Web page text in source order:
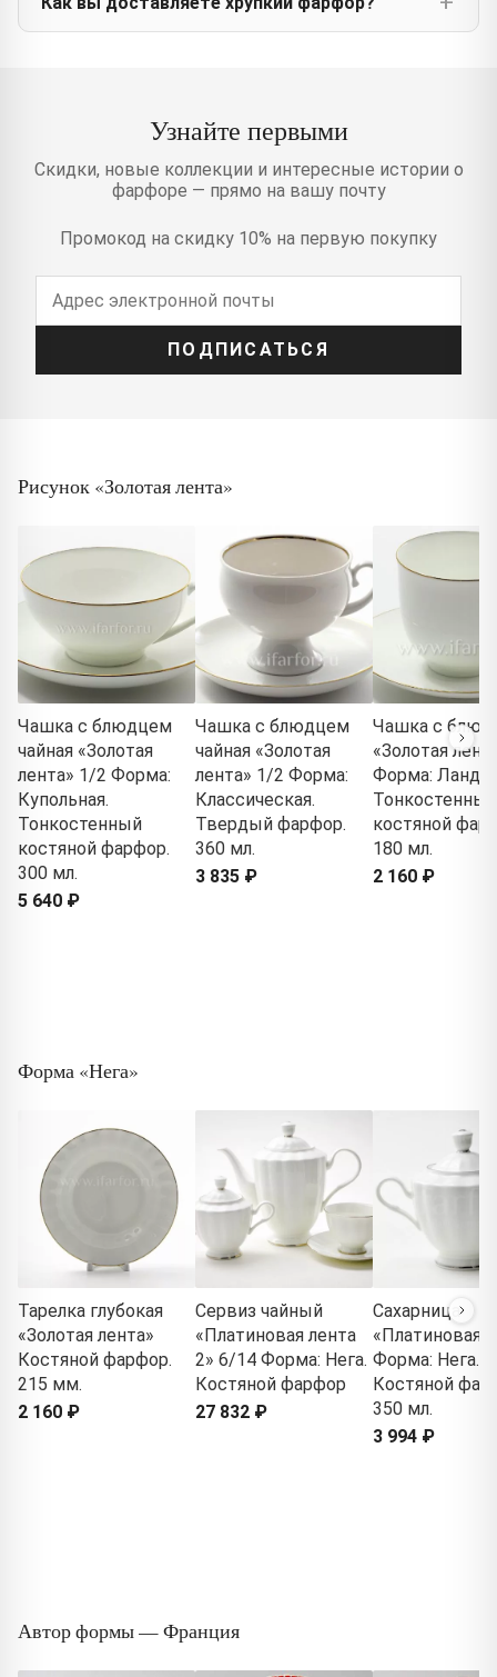
Узнайте первыми
Скидки, новые коллекции и интересные истории о
фарфоре — прямо на вашу почту
Промокод на скидку 10% на первую покупку
ПОДПИСАТЬСЯ
Рисунок «Золотая лента»
Чашка с блюдцем
чайная «Золотая
лента» 1/2 Форма:
Купольная.
Тонкостенный
костяной фарфор.
300 мл.
5 640 ₽
Чашка с блюдцем
чайная «Золотая
лента» 1/2 Форма:
Классическая.
Твердый фарфор.
360 мл.
3 835 ₽
Чашка с
«Золотая
Форма:
Тонкостенный
костяной
180 мл.
2 160 ₽
Форма «Нега»
Тарелка глубокая
«Золотая лента»
Костяной фарфор.
215 мм.
2 160 ₽
Сервиз чайный
«Платиновая лента
2» 6/14 Форма: Нега.
Костяной фарфор
27 832 ₽
Сахарница
«Платиновая
Форма: Нега.
Костяной
350 мл.
3 994 ₽
Автор формы — Франция